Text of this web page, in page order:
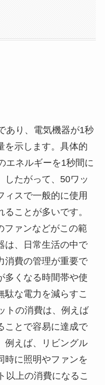
あり、電気機器が1秒
を示します。具体的
エネルギーを1秒間に
したがって、50ワッ
ィスで一般的に使用
ことが多いです。
ファンなどがこの範
は、日常生活の中で
消費の管理が重要で
多くなる時間帯や使
駄な電力を減らすこ
トの消費は、例えば
ことで容易に達成で
例えば、リビングル
時に照明やファンを
以上の消費になるこ